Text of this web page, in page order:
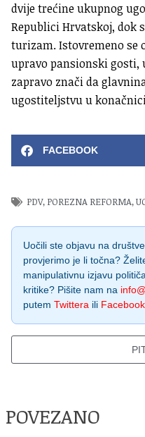
dvije trećine ukupnog
Republici Hrvatskoj, dok
turizam. Istovremeno se
upravo pansionski gosti,
zapravo znači da
ugostiteljstvu u
FACEBOOK
PDV, POREZNA REFORMA,
Uočili ste objavu na
provjerimo je li točna?
manipulativnu izjavu
kritike? Pišite nam na
putem Twittera ili
POVEZANO